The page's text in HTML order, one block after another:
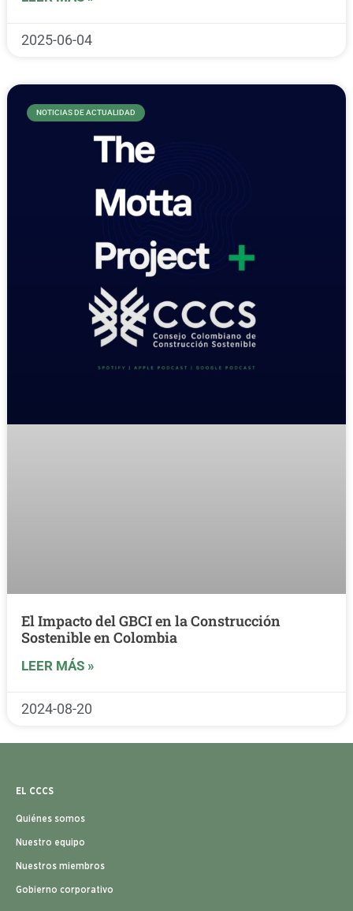
2025-06-04
NOTICIAS DE ACTUALIDAD
El Impacto del GBCI en la Construcción
Sostenible en Colombia
LEER MÁS »
2024-08-20
EL CCCS
Quiénes somos
Nuestro equipo
Nuestros miembros
Gobierno corporativo